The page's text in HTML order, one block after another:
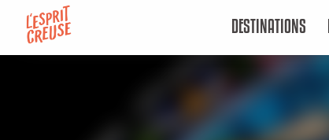
contenu
DESTINATIONS